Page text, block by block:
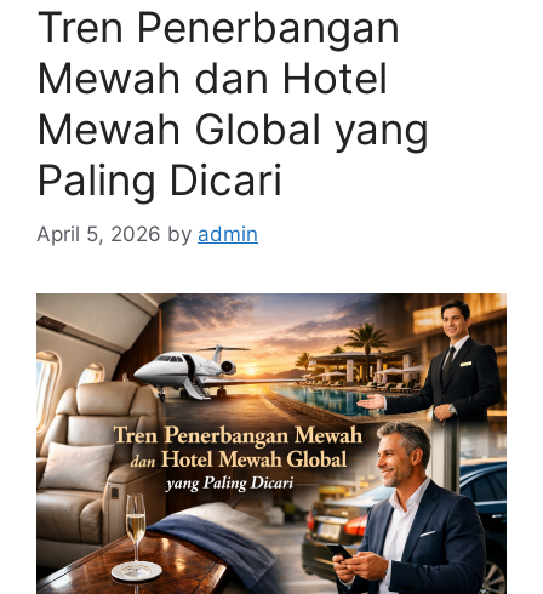
Tren Penerbangan
Mewah dan Hotel
Mewah Global yang
Paling Dicari
April 5, 2026 by admin